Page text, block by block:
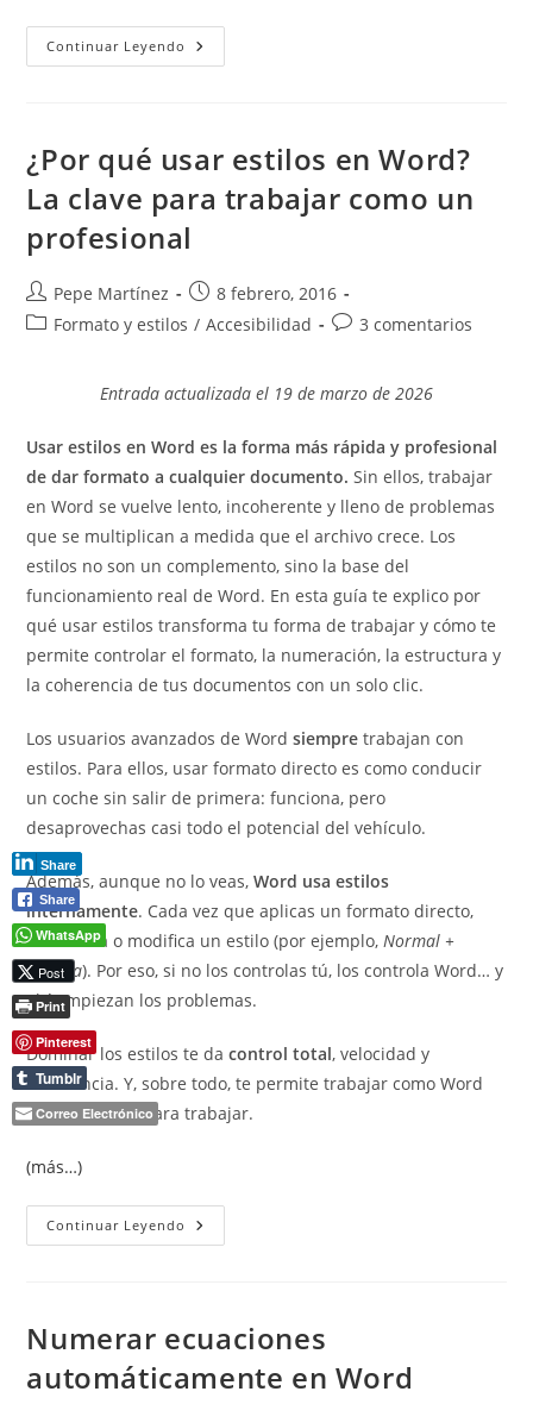
Continuar Leyendo Cómo
Insertar
Word
¿Por qué usar estilos en Word?
La clave para trabajar como un
profesional
Autor
de
Pepe Martínez
Publicación
de
8 febrero, 2016
Categoría
Formato y estilos / Accesibilidad
Comentarios
entrada:
3 comentarios
Entrada actualizada el 19 de marzo de 2026
Usar estilos en Word es la forma más rápida y profesional
de dar formato a cualquier documento. Sin ellos, trabajar
en Word se vuelve lento, incoherente y lleno de problemas
que se multiplican a medida que el archivo crece. Los
estilos no son un complemento, sino la base del
funcionamiento real de Word. En esta guía te explico por
qué usar estilos transforma tu forma de trabajar y cómo te
permite controlar el formato, la numeración, la estructura y
la coherencia de tus documentos con un solo clic.
Los usuarios avanzados de Wordsiempre trabajan con
estilos. Para ellos, usar formato directo es como conducir
un coche sin salir de primera: funciona, pero
desaprovechas casi todo el potencial del vehículo.
Además, aunque no lo veas,Word usa estilos
internamente. Cada vez que aplicas un formato directo,
Word crea o modifica un estilo (por ejemplo,Normal +
Negrita). Por eso, si no los controlas tú, los controla Word… y
ahí empiezan los problemas.
Dominar los estilos te dacontrol total, velocidad y
coherencia. Y, sobre todo, te permite trabajar como Word
está diseñado para trabajar.
(más…)
Continuar Leyendo ¿Por
Qué
Clave
Trabajar
Como
Numerar ecuaciones
automáticamente en Word
Share
Share
WhatsApp
Post
Print
Pinterest
Tumblr
Correo Electrónico